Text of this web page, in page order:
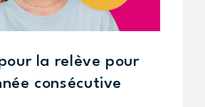
la relève pour
consécutive